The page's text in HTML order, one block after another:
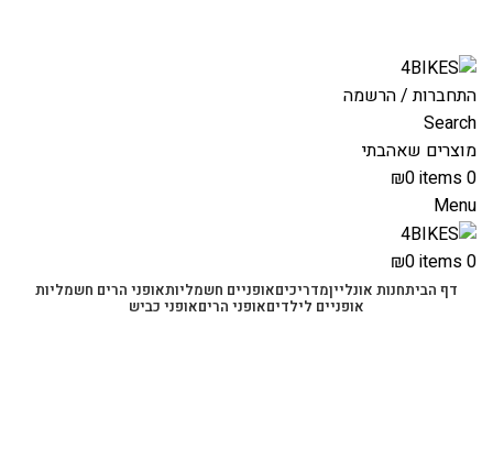
התחברות / הרשמה
Search
מוצרים שאהבתי
0
items
₪0
Menu
0
items
₪0
דף הביתחנות אונלייןמדריכיםאופניים חשמליותאופני הרים חשמליות
אופניים לילדיםאופני הריםאופני כביש